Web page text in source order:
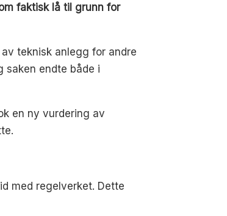
faktisk lå til grunn for
teknisk anlegg for andre
saken endte både i
en ny vurdering av
med regelverket. Dette